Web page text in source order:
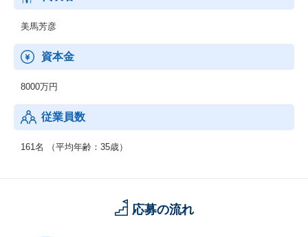
美馬芳彦
資本金
8000万円
従業員数
161名 （平均年齢：35歳）
応募の流れ